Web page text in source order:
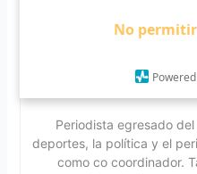
No permitir
Lauro
Periodista egresado
deportes, la política y el
como co coordinador.